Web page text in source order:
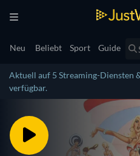
Neu Beliebt Sport Guide
Aktuell auf 5 Streaming-Diensten
verfügbar.